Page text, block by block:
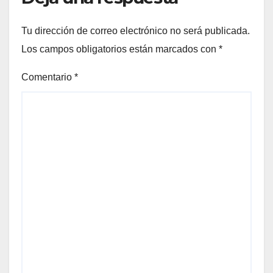
Tu dirección de correo electrónico no será publicada.
Los campos obligatorios están marcados con *
Comentario *